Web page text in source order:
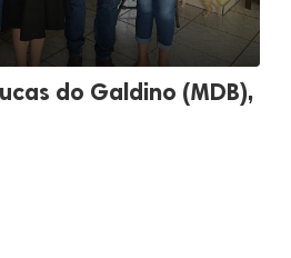
do Galdino (MDB),